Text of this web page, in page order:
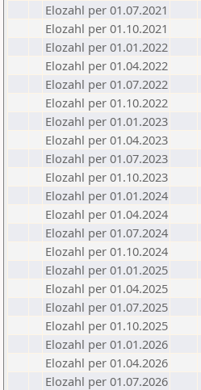
Elozahl per 01.07.2021
Elozahl per 01.10.2021
Elozahl per 01.01.2022
Elozahl per 01.04.2022
Elozahl per 01.07.2022
Elozahl per 01.10.2022
Elozahl per 01.01.2023
Elozahl per 01.04.2023
Elozahl per 01.07.2023
Elozahl per 01.10.2023
Elozahl per 01.01.2024
Elozahl per 01.04.2024
Elozahl per 01.07.2024
Elozahl per 01.10.2024
Elozahl per 01.01.2025
Elozahl per 01.04.2025
Elozahl per 01.07.2025
Elozahl per 01.10.2025
Elozahl per 01.01.2026
Elozahl per 01.04.2026
Elozahl per 01.07.2026